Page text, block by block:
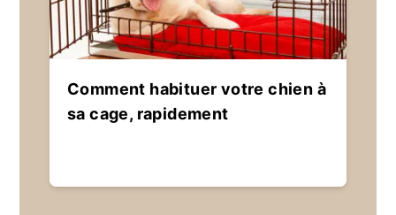
Comment habituer votre chien à
sa cage, rapidement